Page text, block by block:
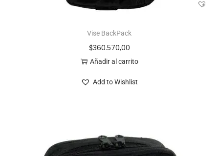
Vise BackPack
$360.570,00
Añadir al carrito
Add to Wishlist